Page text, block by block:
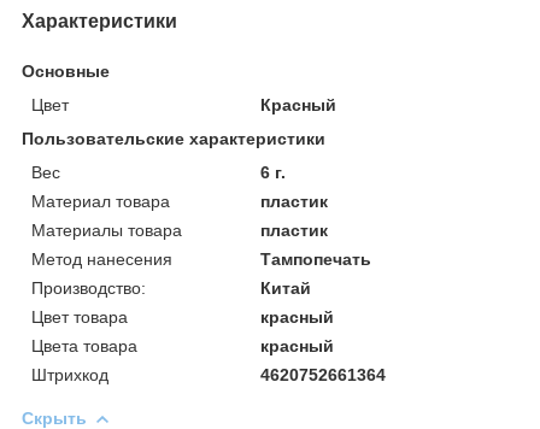
Характеристики
Основные
Цвет
Красный
Пользовательские характеристики
Вес
6 г.
Материал товара
пластик
Материалы товара
пластик
Метод нанесения
Тампопечать
Производство:
Китай
Цвет товара
красный
Цвета товара
красный
Штрихкод
4620752661364
Скрыть